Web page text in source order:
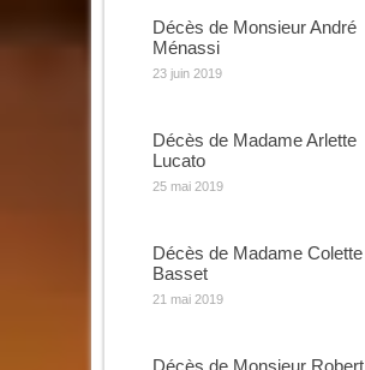
Décès de Monsieur André
Ménassi
23 juin 2019
Décès de Madame Arlette
Lucato
25 mai 2019
Décès de Madame Colette
Basset
21 mai 2019